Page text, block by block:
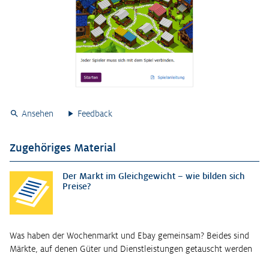
Ansehen Feedback
Zugehöriges Material
Der Markt im Gleichgewicht – wie bilden sich
Preise?
Was haben der Wochenmarkt und Ebay gemeinsam? Beides sind
Märkte, auf denen Güter und Dienstleistungen getauscht werden